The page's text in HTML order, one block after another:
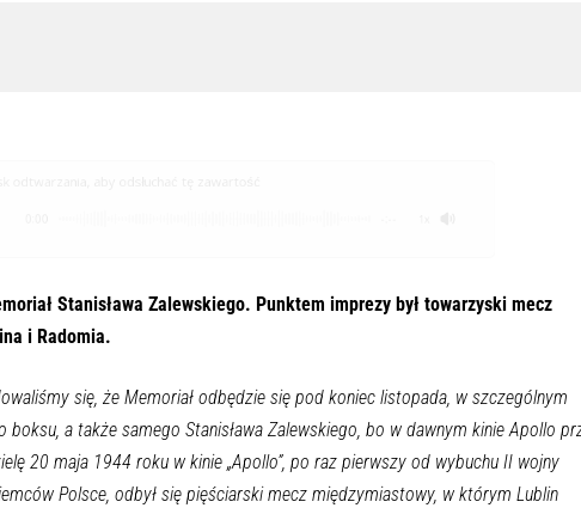
Stanisława Zalewskiego. Punktem imprezy był towarzyski mecz
i Radomia.
się, że Memoriał odbędzie się pod koniec listopada, w szczególnym
a także samego Stanisława Zalewskiego, bo w dawnym kinie Apollo
20 maja 1944 roku w kinie „Apollo”, po raz pierwszy od wybuchu II wojny
Polsce, odbył się pięściarski mecz międzymiastowy, w którym Lublin